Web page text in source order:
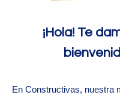
¡Hola! Te
En Constructivas, nuestra